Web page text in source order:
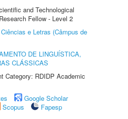
and Technological
Fellow - Level 2
e Letras (Câmpus de
DE LINGUÍSTICA,
CLÁSSICAS
Category: RDIDP Academic
Google Scholar
Scopus
Fapesp